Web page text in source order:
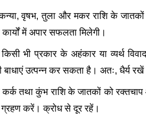
वृषभ, तुला और मकर राशि के जातकों
में अपार सफलता मिलेगी।
भी प्रकार के अहंकार या व्यर्थ
बाधाएं उत्पन्न कर सकता है। अतः, धैर्य
तथा कुंभ राशि के जातकों को रक्तचाप
ग्रहण करें। क्रोध से दूर रहें।